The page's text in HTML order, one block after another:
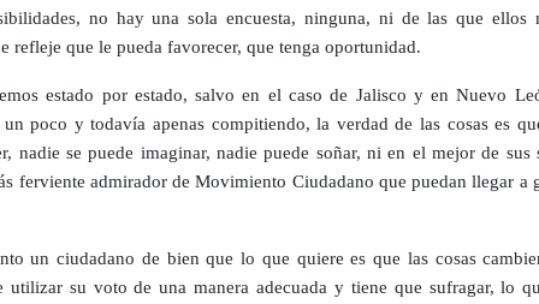
no hay una sola encuesta, ninguna, ni de las que ellos
refleje que le pueda favorecer, que tenga oportunidad.
estado por estado, salvo en el caso de Jalisco y en Nuevo
un poco y todavía apenas compitiendo, la verdad de las cosas es
nadie se puede imaginar, nadie puede soñar, ni en el mejor de sus
ferviente admirador de Movimiento Ciudadano que puedan llegar a
un ciudadano de bien que lo que quiere es que las cosas
utilizar su voto de una manera adecuada y tiene que sufragar, lo